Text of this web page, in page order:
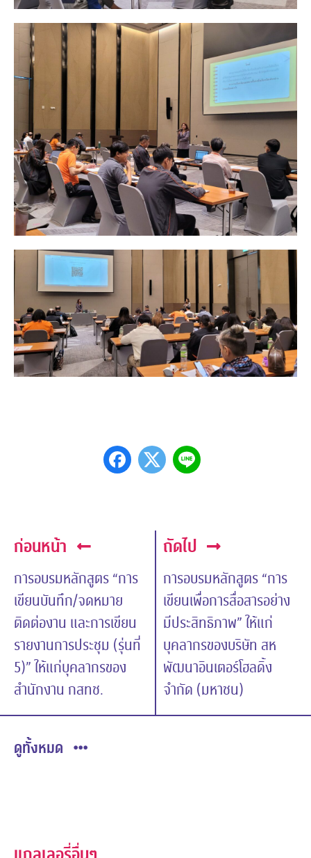
ก่อนหน้า
การอบรมหลักสูตร “การ
เขียนบันทึก/จดหมาย
ติดต่องาน และการเขียน
รายงานการประชุม (รุ่นที่
5)” ให้แก่บุคลากรของ
สำนักงาน กสทช.
ถัดไป
การอบรมหลักสูตร “การ
เขียนเพื่อการสื่อสารอย่าง
มีประสิทธิภาพ” ให้แก่
บุคลากรของบริษัท สห
พัฒนาอินเตอร์โฮลดิ้ง
จำกัด (มหาชน)
ดูทั้งหมด